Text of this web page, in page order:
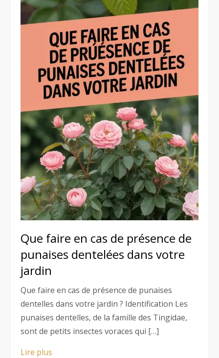
Que faire en cas de présence de
punaises dentelées dans votre
jardin
Que faire en cas de présence de punaises
dentelles dans votre jardin ? Identification Les
punaises dentelles, de la famille des Tingidae,
sont de petits insectes voraces qui […]
Lire plus